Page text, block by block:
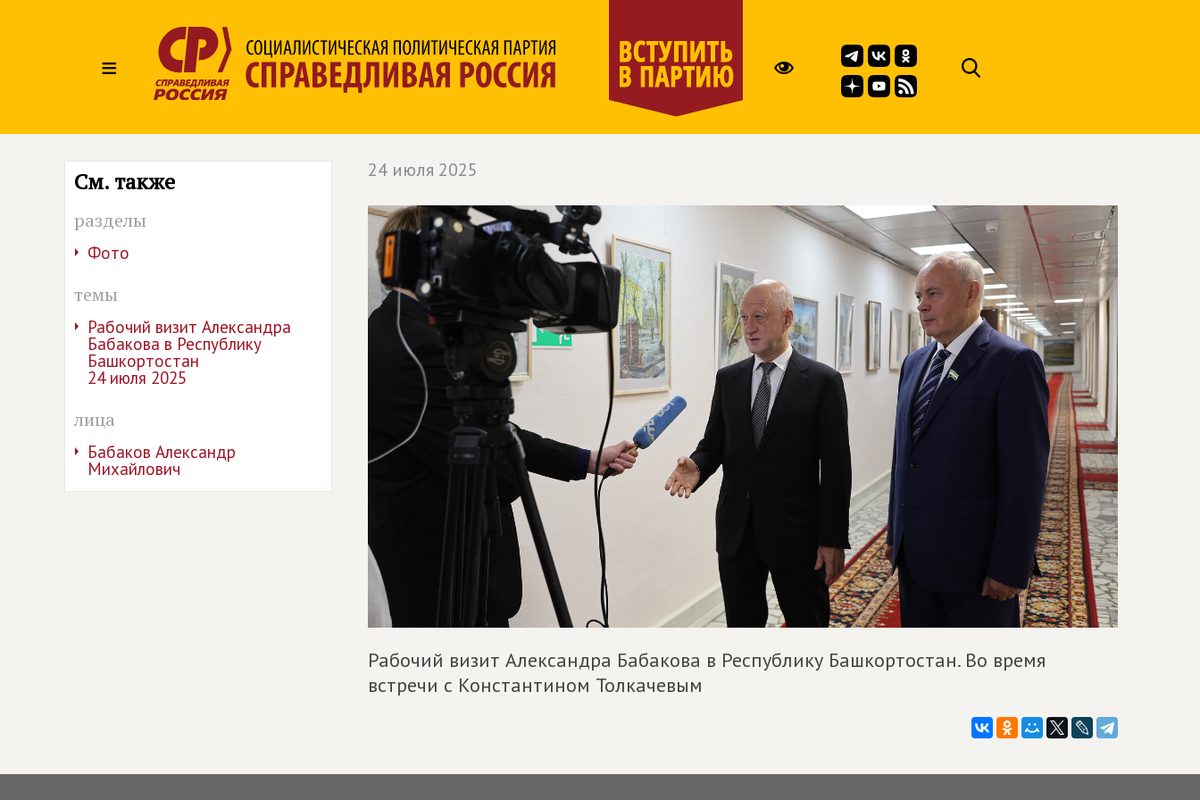
≡
См. также
разделы
Фото
темы
Рабочий визит Александра
Бабакова в Республику
Башкортостан
24 июля 2025
лица
Бабаков Александр
Михайлович
24 июля 2025
Рабочий визит Александра Бабакова в Республику Башкортостан. Во время
встречи с Константином Толкачевым